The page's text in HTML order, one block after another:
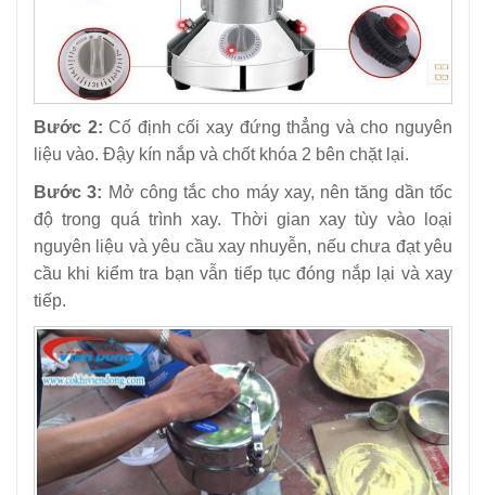
Bước 2:Cố định cối xay đứng thẳng và cho nguyên
liệu vào. Đậy kín nắp và chốt khóa 2 bên chặt lại.
Bước 3: Mở công tắc cho máy xay, nên tăng dần tốc
độ trong quá trình xay. Thời gian xay tùy vào loại
nguyên liệu và yêu cầu xay nhuyễn, nếu chưa đạt yêu
cầu khi kiểm tra bạn vẫn tiếp tục đóng nắp lại và xay
tiếp.